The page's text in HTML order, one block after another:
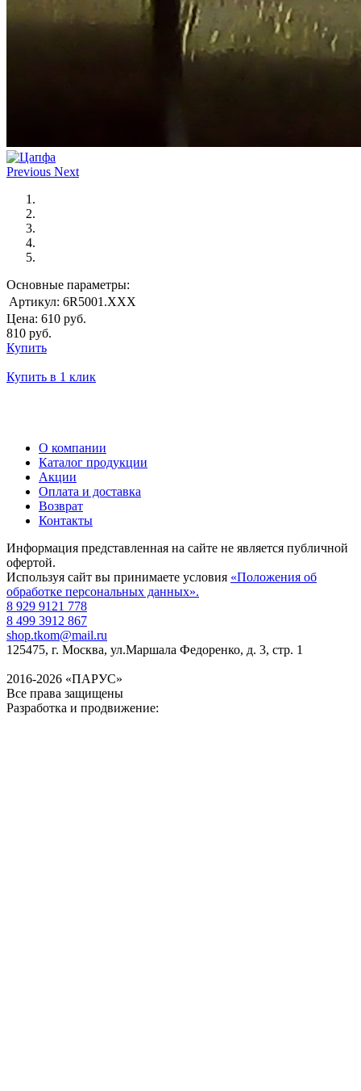
Previous Next
Основные параметры:
Артикул: 6R5001.XXX
Цена: 610 руб.
810 руб.
Купить
Купить в 1 клик
О компании
Каталог продукции
Акции
Оплата и доставка
Возврат
Контакты
Информация представленная на сайте не является публичной
офертой.
Используя сайт вы принимаете условия «Положения об
обработке персональных данных».
8 929 9121 778
8 499 3912 867
shop.tkom@mail.ru
125475, г. Москва, ул.Маршала Федоренко, д. 3, стр. 1
2016-2026 «ПАРУС»
Все права защищены
Разработка и продвижение: